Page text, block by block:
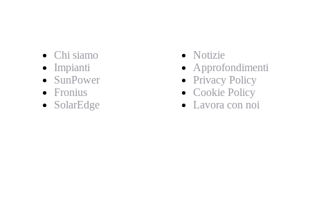
Chi siamo
Impianti
SunPower
Fronius
SolarEdge
Notizie
Approfondimenti
Privacy Policy
Cookie Policy
Lavora con noi